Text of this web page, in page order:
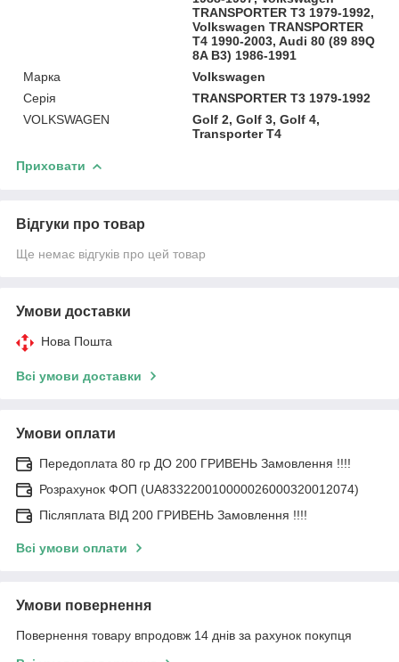
TRANSPORTER T3 1979-1992,
Volkswagen TRANSPORTER
T4 1990-2003, Audi 80 (89 89Q
8A B3) 1986-1991
Марка
Volkswagen
Серія
TRANSPORTER T3 1979-1992
VOLKSWAGEN
Golf 2, Golf 3, Golf 4,
Transporter T4
Приховати
Відгуки про товар
Ще немає відгуків про цей товар
Умови доставки
Нова Пошта
Всі умови доставки
Умови оплати
Передоплата 80 гр ДО 200 ГРИВЕНЬ Замовлення !!!!
Розрахунок ФОП (UA833220010000026000320012074)
Післяплата ВІД 200 ГРИВЕНЬ Замовлення !!!!
Всі умови оплати
Умови повернення
Повернення товару впродовж 14 днів за рахунок покупця